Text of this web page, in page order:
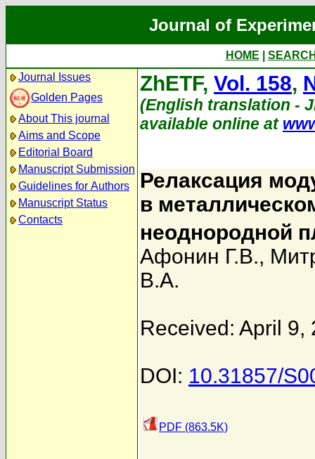
Journal of
HOME
Journal Issues
Golden Pages
About This journal
Aims and Scope
Editorial Board
Manuscript Submission
Guidelines for Authors
Manuscript Status
Contacts
ZhETF, Vol. 158,
(English translation -
available online at
Релаксация
в
неоднородной
Афонин Г.В.,
В.А.
Received: April 9,
DOI: 10.31857/
PDF (863.5K)